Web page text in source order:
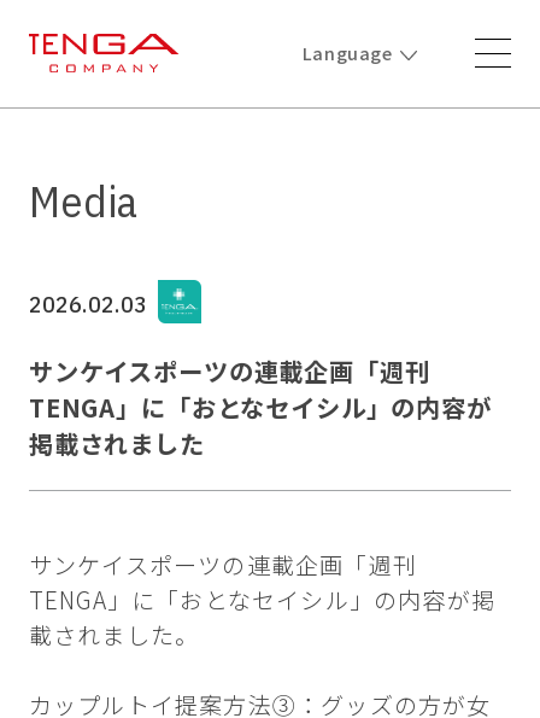
Language
Media
2026.02.03
サンケイスポーツの連載企画「週刊
TENGA」に「おとなセイシル」の内容が
掲載されました
サンケイスポーツの連載企画「週刊
TENGA」に「おとなセイシル」の内容が掲
載されました。
カップルトイ提案方法③：グッズの方が女